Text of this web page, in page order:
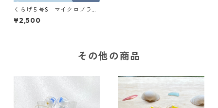
くらげ５号S マイクロプラス
チック専用ビーチクリーン用
具
¥2,500
その他の商品